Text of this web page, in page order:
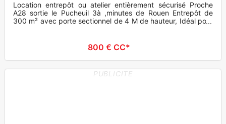
Location entrepôt ou atelier entièrement sécurisé Proche
A28 sortie le Pucheuil 3à ,minutes de Rouen Entrepôt de
300 m² avec porte sectionnel de 4 M de hauteur, Idéal pour
800 € CC*
PUBLICITE